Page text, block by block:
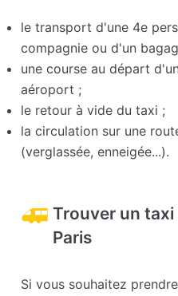
le transport d'une 4e
compagnie ou d'un
une course au départ
aéroport ;
le retour à vide du taxi ;
la circulation sur une
(verglassée, enneigée...).
Trouver un taxi
Paris
Si vous souhaitez